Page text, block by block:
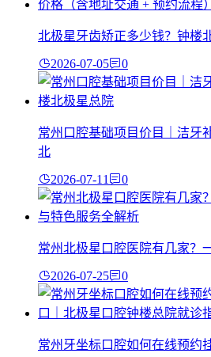
北极星牙齿矫正多少钱？钟楼
2026-07-05 0
常州口腔基础项目价目｜洁牙
北
2026-07-11 0
常州北极星口腔医院有几家？
2026-07-25 0
常州牙坐标口腔如何在线预约